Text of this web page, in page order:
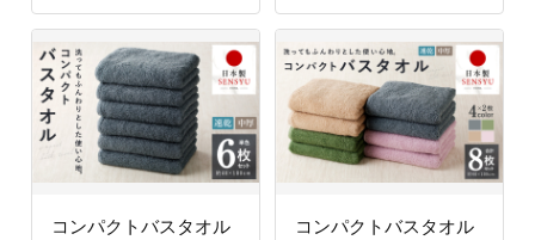
コンパクトバスタオル
コンパクトバスタオル